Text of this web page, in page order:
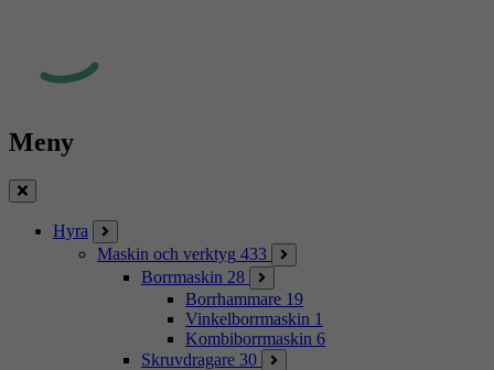
Meny
Stäng
Hyra
Maskin och verktyg 433
Borrmaskin 28
Borrhammare 19
Vinkelborrmaskin 1
Kombiborrmaskin 6
Skruvdragare 30